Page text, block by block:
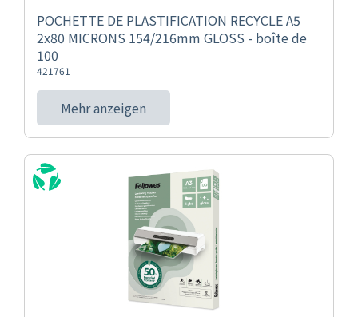
POCHETTE DE PLASTIFICATION RECYCLE A5
2x80 MICRONS 154/216mm GLOSS - boîte de
100
421761
Mehr anzeigen